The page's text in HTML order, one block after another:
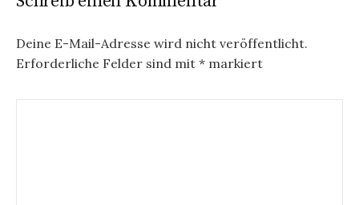
Deine E-Mail-Adresse wird nicht veröffentlicht.
Erforderliche Felder sind mit * markiert